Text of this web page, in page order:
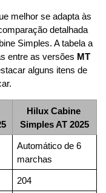
melhor se adapta às
detalhada
Simples. A tabela a
entre as versões MT
alguns itens de
Hilux Cabine
Simples AT 2025
Automático de 6
marchas
204